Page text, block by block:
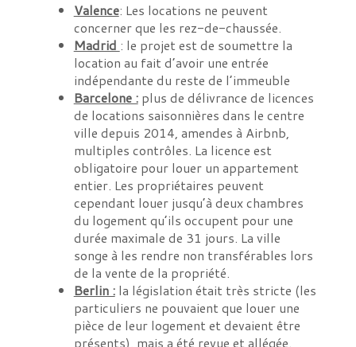
Valence: Les locations ne peuvent
concerner que les rez-de-chaussée.
Madrid : le projet est de soumettre la
location au fait d’avoir une entrée
indépendante du reste de l’immeuble
Barcelone :plus de délivrance de licences
de locations saisonnières dans le centre
ville depuis 2014, amendes à Airbnb,
multiples contrôles. La licence est
obligatoire pour louer un appartement
entier. Les propriétaires peuvent
cependant louer jusqu’à deux chambres
du logement qu’ils occupent pour une
durée maximale de 31 jours. La ville
songe à les rendre non transférables lors
de la vente de la propriété.
Berlin :la législation était très stricte (les
particuliers ne pouvaient que louer une
pièce de leur logement et devaient être
présents), mais a été revue et allégée.